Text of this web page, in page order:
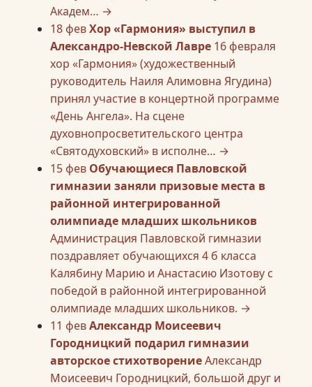
Академ… →
18 февХор «Гармония» выступил в
Александро-Невской Лавре 16 февраля
хор «Гармония» (художественный
руководитель Наиля Алимовна Ягудина)
принял участие в концертной программе
«День Ангела». На сцене
духовнопросветительского центра
«Святодуховский» в исполне… →
15 фев Обучающиеся Павловской
гимназии заняли призовые места в
районной интегрированной
олимпиаде младших школьников
Администрация Павловской гимназии
поздравляет обучающихся 4 б класса
Калябину Марию и Анастасию Изотову с
победой в районной интегрированной
олимпиаде младших школьников. →
11 февАлександр Моисеевич
Городницкий подарил гимназии
авторское стихотворениеАлександр
Моисеевич Городницкий, большой друг и